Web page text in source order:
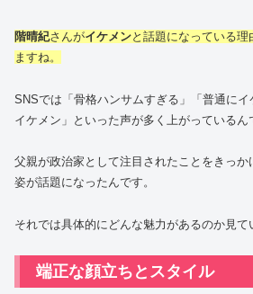
階晴紀さんがイケメンと話題になっている理
ますね。
SNSでは「骨格ハンサムすぎる」「普通に
イケメン」といった声が多く上がっているん
父親が政治家として注目されたことをきっか
姿が話題になったんです。
それでは具体的にどんな魅力があるのか見て
端正な顔立ちとスタイル